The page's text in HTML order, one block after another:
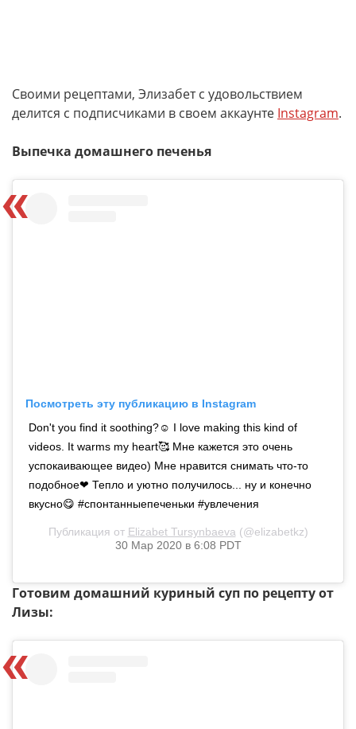
Своими рецептами, Элизабет с удовольствием
делится с подписчиками в своем аккаунте Instagram.
Выпечка домашнего печенья
Посмотреть эту публикацию в Instagram
Don't you find it soothing?☺️ I love making this kind of
videos. It warms my heart🥰 Мне кажется это очень
успокаивающее видео) Мне нравится снимать что-то
подобное❤ Тепло и уютно получилось... ну и конечно
вкусно😋 #спонтанныепеченьки #увлечения
Публикация от Elizabet Tursynbaeva (@elizabetkz)
30 Мар 2020 в 6:08 PDT
Готовим домашний куриный суп по рецепту от
Лизы: